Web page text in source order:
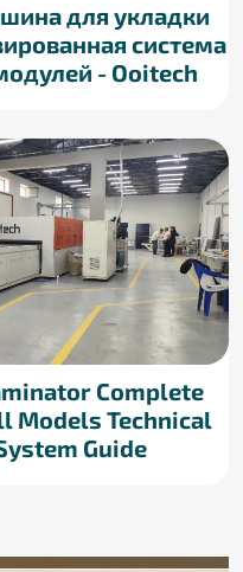
для укладки
система
- Ooitech
Complete
Models Technical
Guide